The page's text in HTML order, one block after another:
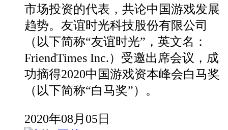
市场投资的代表，共论中国游戏发展
趋势。友谊时光科技股份有限公司
（以下简称“友谊时光”，英文名：
FriendTimes Inc.）受邀出席会议，成
功摘得2020中国游戏资本峰会白马奖
（以下简称“白马奖”）。
2020年08月05日